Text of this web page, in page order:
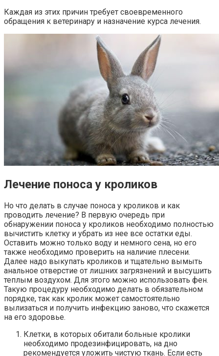
Каждая из этих причин требует своевременного
обращения к ветеринару и назначение курса лечения.
Лечение поноса у кроликов
Но что делать в случае поноса у кроликов и как
проводить лечение? В первую очередь при
обнаружении поноса у кроликов необходимо полностью
вычистить клетку и убрать из нее все остатки еды.
Оставить можно только воду и немного сена, но его
также необходимо проверить на наличие плесени.
Далее надо выкупать кроликов и тщательно вымыть
анальное отверстие от лишних загрязнений и высушить
теплым воздухом. Для этого можно использовать фен.
Такую процедуру необходимо делать в обязательном
порядке, так как кролик может самостоятельно
вылизаться и получить инфекцию заново, что скажется
на его здоровье.
Клетки, в которых обитали больные кролики
необходимо продезинфицировать, на дно
рекомендуется уложить чистую ткань. Если есть